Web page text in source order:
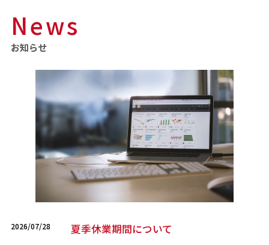
News
お知らせ
2026/07/28 夏季休業期間について